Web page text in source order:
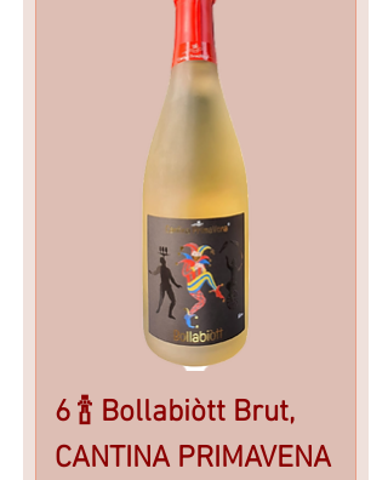
6 🍾 Bollabiòtt Brut,
CANTINA PRIMAVENA